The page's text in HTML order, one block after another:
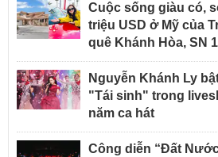
Cuộc sống giàu có,
triệu USD ở Mỹ của
quê Khánh Hòa, SN
Nguyễn Khánh Ly
"Tái sinh" trong
năm ca hát
Công diễn “Đất